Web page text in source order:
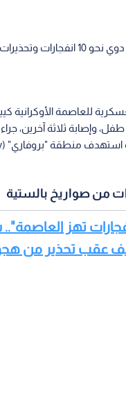
الهجوم سبقه سماع دوي نحو 10
للعاصمة الأوكرانية
وإصابة ثلاثة آخرين،
من صواريخ بالستية
تهز
عقب تحذير من